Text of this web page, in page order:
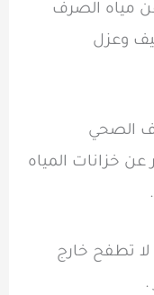
عن مياه الصرف
وعزل
الصحي
خزانات المياه
تطفح خارج
.